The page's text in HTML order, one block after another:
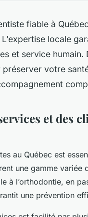
fiable à
locale
et service
préserver votre
et des
au Québec est
une gamme variée
à l’orthodontie, en
une prévention